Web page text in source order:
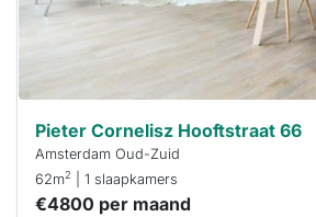
Pieter Cornelisz Hooftstraat 66
Amsterdam Oud-Zuid
62m2 | 1 slaapkamers
€4800 per maand